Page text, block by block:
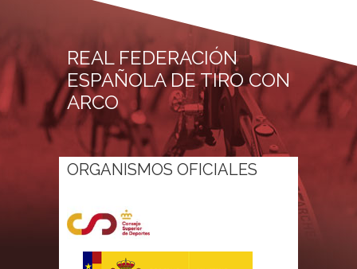
REAL FEDERACIÓN
ESPAÑOLA DE TIRO CON
ARCO
ORGANISMOS OFICIALES